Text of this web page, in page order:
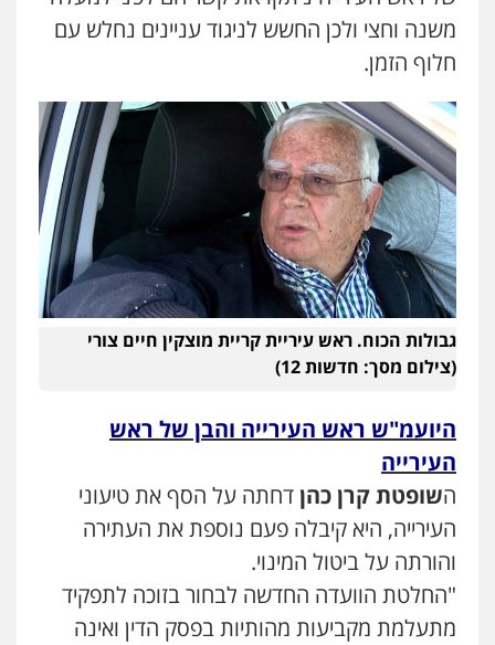
משנה וחצי ולכן החשש לניגוד עניינים נחלש עם
חלוף הזמן.
גבולות הכוח. ראש עיריית קריית מוצקין חיים צורי
(צילום מסך: חדשות 12)
היועמ"ש ראש העירייה והבן של ראש
העירייה
השופטת קרן כהןדחתה על הסף את טיעוני
העירייה, היא קיבלה פעם נוספת את העתירה
והורתה על ביטול המינוי.
"החלטת הוועדה החדשה לבחור בזוכה לתפקיד
מתעלמת מקביעות מהותיות בפסק הדין ואינה